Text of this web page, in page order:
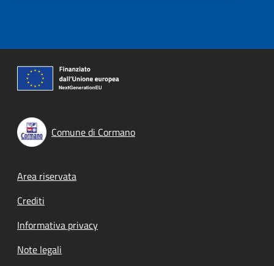
Comune di Cormano
Footer menu
Area riservata
Crediti
Informativa privacy
Note legali